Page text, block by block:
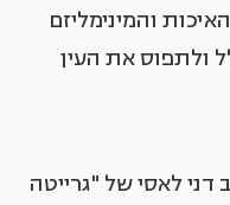
והמינימליזם
ולתפוס את העין
שנות ה- 60 עיצוב דני לאסי של "גרייטה